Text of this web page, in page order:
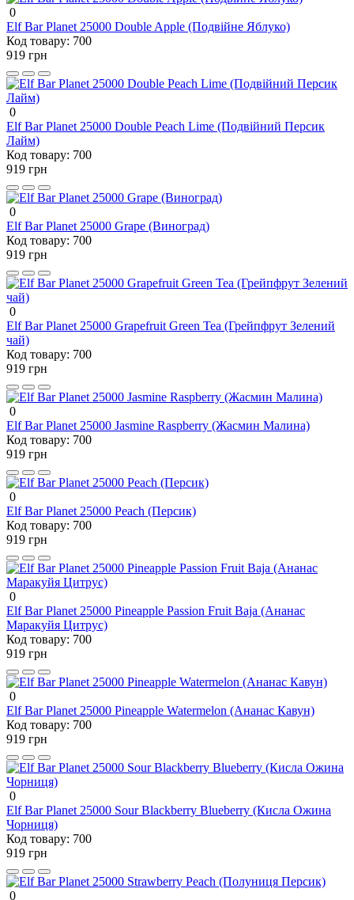
0
Elf Bar Planet 25000 Double Apple (Подвійне Яблуко)
Код товару: 700
919 грн
0
Elf Bar Planet 25000 Double Peach Lime (Подвійний Персик
Лайм)
Код товару: 700
919 грн
0
Elf Bar Planet 25000 Grape (Виноград)
Код товару: 700
919 грн
0
Elf Bar Planet 25000 Grapefruit Green Tea (Грейпфрут Зелений
чай)
Код товару: 700
919 грн
0
Elf Bar Planet 25000 Jasmine Raspberry (Жасмин Малина)
Код товару: 700
919 грн
0
Elf Bar Planet 25000 Peach (Персик)
Код товару: 700
919 грн
0
Elf Bar Planet 25000 Pineapple Passion Fruit Baja (Ананас
Маракуйя Цитрус)
Код товару: 700
919 грн
0
Elf Bar Planet 25000 Pineapple Watermelon (Ананас Кавун)
Код товару: 700
919 грн
0
Elf Bar Planet 25000 Sour Blackberry Blueberry (Кисла Ожина
Чорниця)
Код товару: 700
919 грн
0